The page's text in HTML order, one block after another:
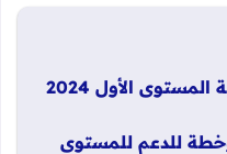
كراسة واحة حروفي العربية المستوى الأول 2024
وخطة للدعم للمستوى